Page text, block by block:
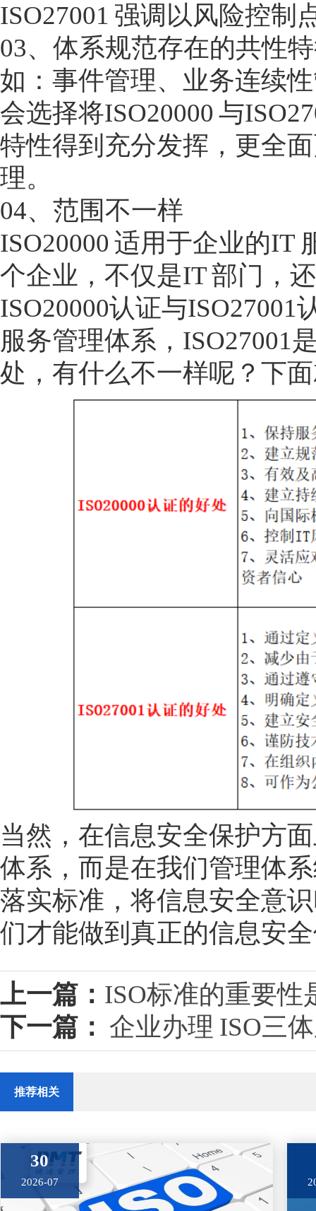
ISO27001 强调以风险控
03、体系规范存在的共性
如：事件管理、业务连续
会选择将ISO20000 与
特性得到充分发挥，更全
理。
04、范围不一样
ISO20000 适用于企业的IT
个企业，不仅是IT 部门，
ISO20000认证与
服务管理体系，ISO27001
处，有什么不一样呢？下
当然，在信息安全保护方
体系，而是在我们管理体
落实标准，将信息安全意
们才能做到真正的信息安
上一篇： ISO标准的重要性
下一篇： 企业办理 ISO三
推荐相关
30
2026-07